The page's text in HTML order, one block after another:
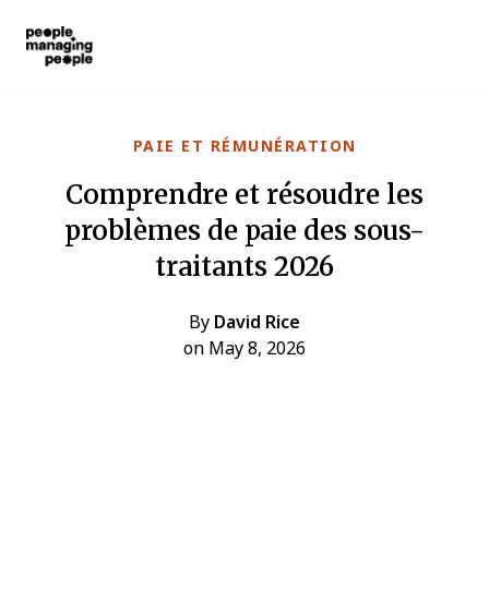
PAIE ET RÉMUNÉRATION
Comprendre et résoudre les
problèmes de paie des sous-
traitants 2026
By David Rice
on May 8, 2026